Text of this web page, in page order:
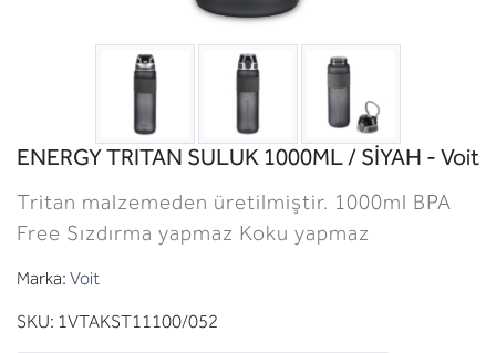
ENERGY TRITAN SULUK 1000ML / SİYAH - Voit
Tritan malzemeden üretilmiştir. 1000ml BPA
Free Sızdırma yapmaz Koku yapmaz
Marka: Voit
SKU: 1VTAKST11100/052